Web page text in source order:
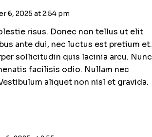
6, 2025at2:54 pm
risus. Donec non tellus ut elit
ante dui, nec luctus est pretium et.
sollicitudin quis lacinia arcu. Nunc
facilisis odio. Nullam nec
aliquet non nisl et gravida.